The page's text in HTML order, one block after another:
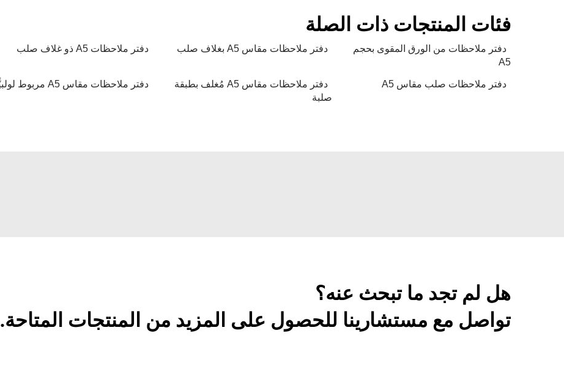
فئات المنتجات ذات الصلة
دفتر ملاحظات من الورق المقوى بحجم
A5
دفتر ملاحظات مقاس A5 بغلاف صلب دفتر ملاحظات A5 ذو غلاف صلب
دفتر ملاحظات صلب مقاس A5
دفتر ملاحظات مقاس A5 مُغلف بطبقة
صلبة
دفتر ملاحظات مقاس A5 مربوط لولبيًّا
هل لم تجد ما تبحث عنه؟
تواصل مع مستشارينا للحصول على المزيد من المنتجات المتاحة.